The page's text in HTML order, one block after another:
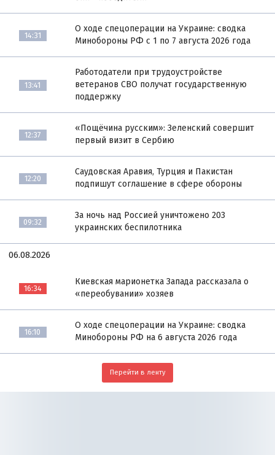
14:31
О ходе спецоперации на Украине: сводка
Минобороны РФ с 1 по 7 августа 2026 года
13:41
Работодатели при трудоустройстве
ветеранов СВО получат государственную
поддержку
12:37
«Пощёчина русским»: Зеленский совершит
первый визит в Сербию
12:20
Саудовская Аравия, Турция и Пакистан
подпишут соглашение в сфере обороны
09:32
За ночь над Россией уничтожено 203
украинских беспилотника
06.08.2026
16:34
Киевская марионетка Запада рассказала о
«переобувании» хозяев
16:10
О ходе спецоперации на Украине: сводка
Минобороны РФ на 6 августа 2026 года
Перейти в ленту